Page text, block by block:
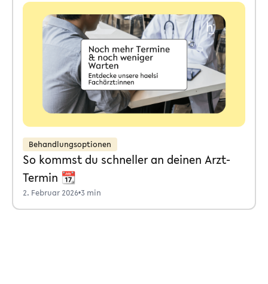
Behandlungsoptionen
So kommst du schneller an deinen Arzt-
Termin 📆
2. Februar 2026•3 min